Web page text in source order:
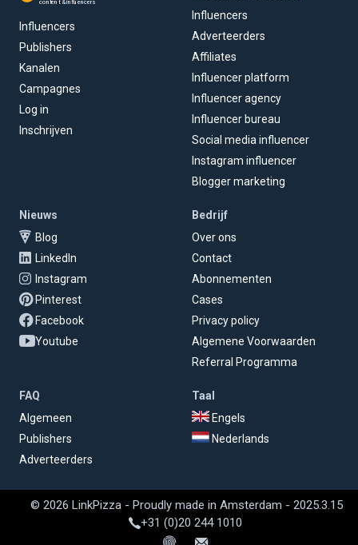
content & influencers
Influencers
Publishers
Kanalen
Campagnes
Log in
Inschrijven
Influencers
Adverteerders
Affiliates
Influencer platform
Influencer agency
Influencer bureau
Social media influencer
Instagram influencer
Blogger marketing
Nieuws
Blog
LinkedIn
Instagram
Pinterest
Facebook
Youtube
Bedrijf
Over ons
Contact
Abonnementen
Cases
Privacy policy
Algemene Voorwaarden
Referral Programma
FAQ
Algemeen
Publishers
Adverteerders
Taal
Engels
Nederlands
© 2026 LinkPizza - Proudly made in Amsterdam - 2025.3.15
+31 (0)20 244 1010